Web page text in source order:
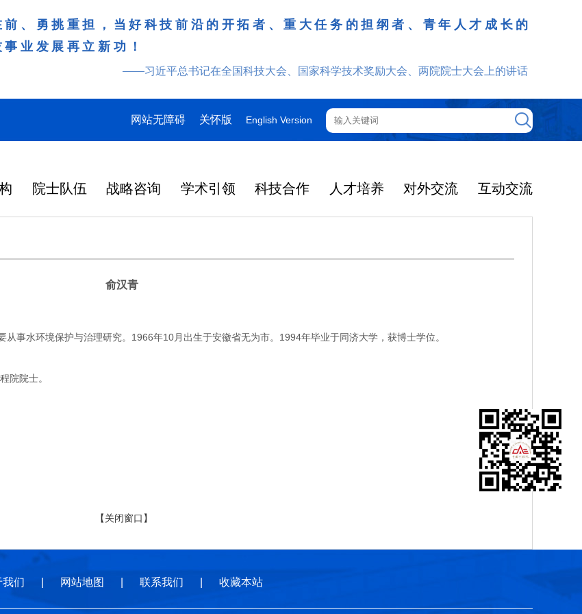
、勇挑重担，当好科技前沿的开拓者、重大任务的担纲者、青年人才成长的
业发展再立新功！
——习近平总书记在全国科技大会、国家科学技术奖励大会、两院院士大会上的讲话
网站无障碍 关怀版 English Version
院士队伍 战略咨询 学术引领 科技合作 人才培养 对外交流 互动交流
俞汉青
事水环境保护与治理研究。1966年10月出生于安徽省无为市。1994年毕业于同济大学，获博士学位。
院士。
【关闭窗口】
我们 网站地图 联系我们 收藏本站